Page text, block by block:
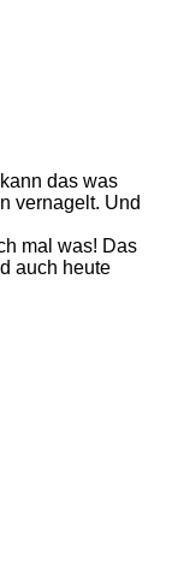
das was
vernagelt. Und
mal was! Das
auch heute